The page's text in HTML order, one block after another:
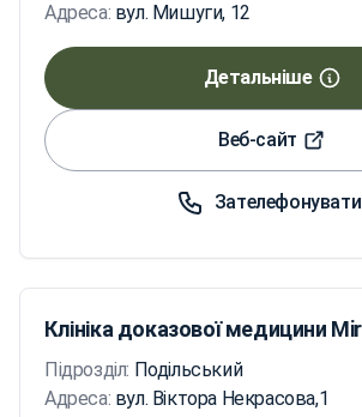
Адреса: вул. Мишуги, 12
Детальніше
Веб-сайт
Зателефонувати
Клініка доказової медицини
Підрозділ: Подільський
Адреса: вул. Віктора Некрасова,1